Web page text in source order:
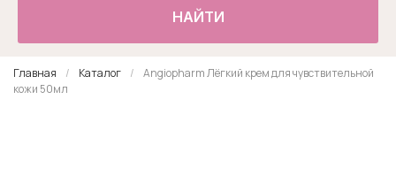
НАЙТИ
Главная Каталог
Angiopharm Лёгкий крем для чувствительной
кожи 50мл